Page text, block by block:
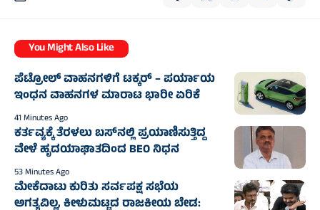
You Might Also Like
ಪೆಟ್ರೋಲ್ ವಾಹನಗಳಿಗೆ ಟಕ್ಕರ್ – ಪರ್ಯಾಯ
ಇಂಧನ ವಾಹನಗಳ ಮಾರಾಟ ಭಾರೀ ಏರಿಕೆ
41 Minutes Ago
ಕರ್ತವ್ಯಕ್ಕೆ ತೆರಳಲು ಬಸ್‌ನಲ್ಲಿ ಪ್ರಯಾಣಿಸುತ್ತಿದ್ದ
ವೇಳೆ ಹೃದಯಾಘಾತದಿಂದ BEO ನಿಧನ
53 Minutes Ago
ಮೇಕೆದಾಟು ಕುರಿತು ಸರ್ವಪಕ್ಷ ಸಭೆಯ
ಅಗತ್ಯವಿಲ್ಲ, ಕೀಳುಮಟ್ಟದ ರಾಜಕೀಯ ಬೇಡ: